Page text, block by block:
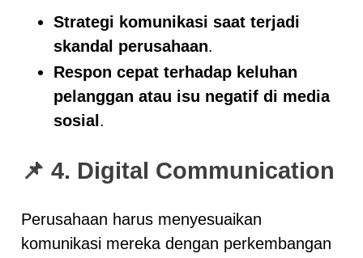
Strategi komunikasi saat terjadi
skandal perusahaan.
Respon cepat terhadap keluhan
pelanggan atau isu negatif di media
sosial.
📌 4. Digital Communication
Perusahaan harus menyesuaikan
komunikasi mereka dengan perkembangan